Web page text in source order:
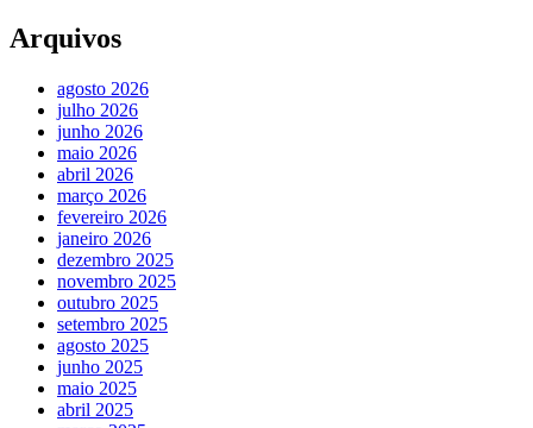
Arquivos
agosto 2026
julho 2026
junho 2026
maio 2026
abril 2026
março 2026
fevereiro 2026
janeiro 2026
dezembro 2025
novembro 2025
outubro 2025
setembro 2025
agosto 2025
junho 2025
maio 2025
abril 2025